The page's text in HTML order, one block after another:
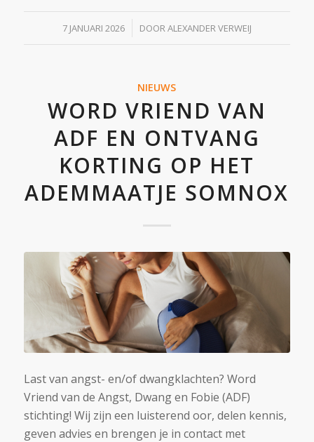
7 JANUARI 2026
/ DOORALEXANDER VERWEIJ
NIEUWS
WORD VRIEND VAN
ADF EN ONTVANG
KORTING OP HET
ADEMMAATJE SOMNOX
Last van angst- en/of dwangklachten? Word
Vriend van de Angst, Dwang en Fobie (ADF)
stichting! Wij zijn een luisterend oor, delen kennis,
geven advies en brengen je in contact met